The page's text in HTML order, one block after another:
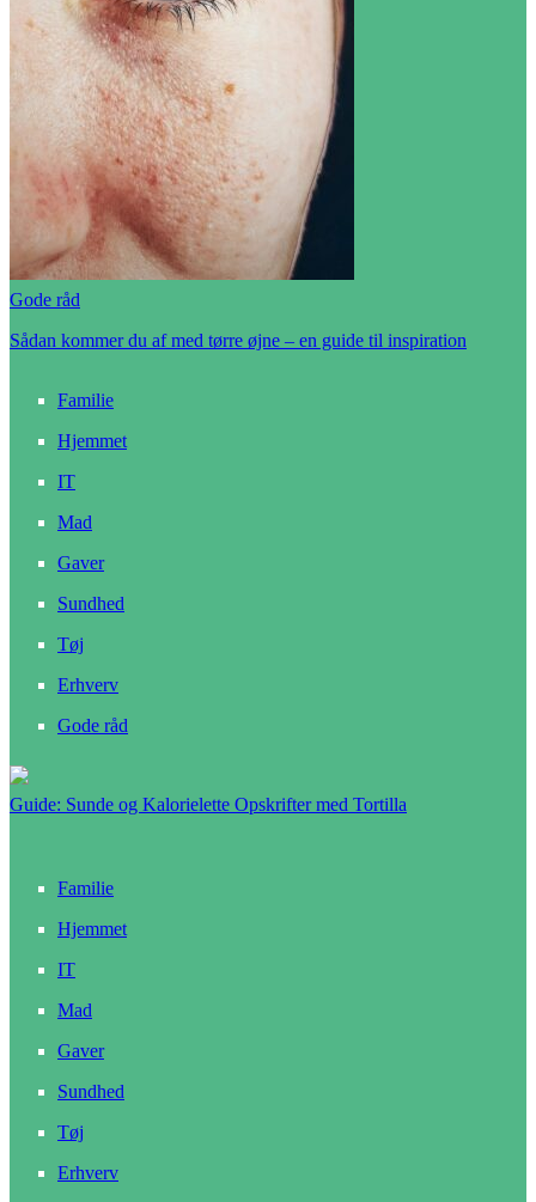
Gode råd
Sådan kommer du af med tørre øjne – en guide til inspiration
Familie
Hjemmet
IT
Mad
Gaver
Sundhed
Tøj
Erhverv
Gode råd
Guide: Sunde og Kalorielette Opskrifter med Tortilla
Familie
Hjemmet
IT
Mad
Gaver
Sundhed
Tøj
Erhverv